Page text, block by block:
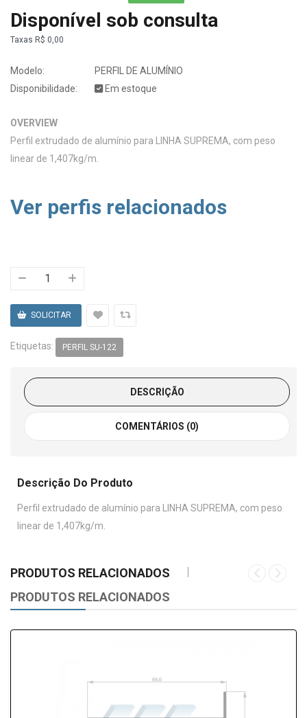
Disponível sob consulta
Taxas R$ 0,00
Modelo:
PERFIL DE ALUMÍNIO
Disponibilidade:
Em estoque
OVERVIEW
Perfil extrudado de alumínio para LINHA SUPREMA, com peso
linear de 1,407kg/m.
Ver perfis relacionados
Etiquetas: PERFIL SU-122
DESCRIÇÃO
COMENTÁRIOS (0)
Descrição Do Produto
Perfil extrudado de alumínio para LINHA SUPREMA, com peso
linear de 1,407kg/m.
PRODUTOS RELACIONADOS
PRODUTOS RELACIONADOS